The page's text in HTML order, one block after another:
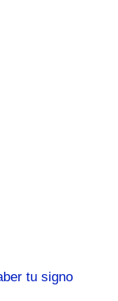
tu signo